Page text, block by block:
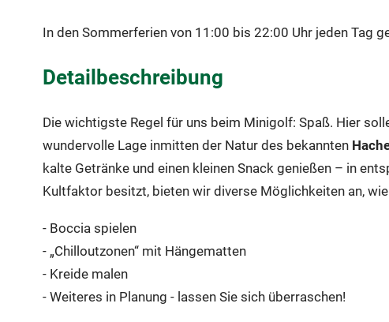
In den Sommerferien von 11:00 bis 22:00 Uhr jeden Tag
Detailbeschreibung
Die wichtigste Regel für uns beim Minigolf: Spaß. Hier
wundervolle Lage inmitten der Natur des bekannten
kalte Getränke und einen kleinen Snack genießen – in
Kultfaktor besitzt, bieten wir diverse Möglichkeiten an,
- Boccia spielen
- „Chilloutzonen“ mit Hängematten
- Kreide malen
- Weiteres in Planung - lassen Sie sich überraschen!